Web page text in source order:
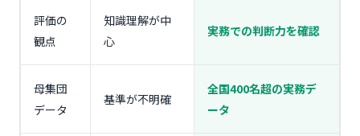
評価の
観点
知識理解が中
心
実務での判断力を確認
母集団
データ
基準が不明確
全国400名超の実務デ
ータ